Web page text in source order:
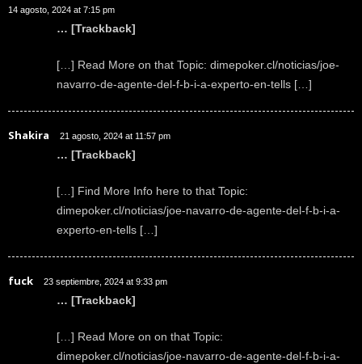
14 agosto, 2024 at 7:15 pm
… [Trackback]
[…] Read More on that Topic: dimepoker.cl/noticias/joe-
navarro-de-agente-del-f-b-i-a-experto-en-tells […]
Shakira 21 agosto, 2024 at 11:57 pm
… [Trackback]
[…] Find More Info here to that Topic:
dimepoker.cl/noticias/joe-navarro-de-agente-del-f-b-i-a-
experto-en-tells […]
fuck 23 septiembre, 2024 at 9:33 pm
… [Trackback]
[…] Read More on on that Topic:
dimepoker.cl/noticias/joe-navarro-de-agente-del-f-b-i-a-